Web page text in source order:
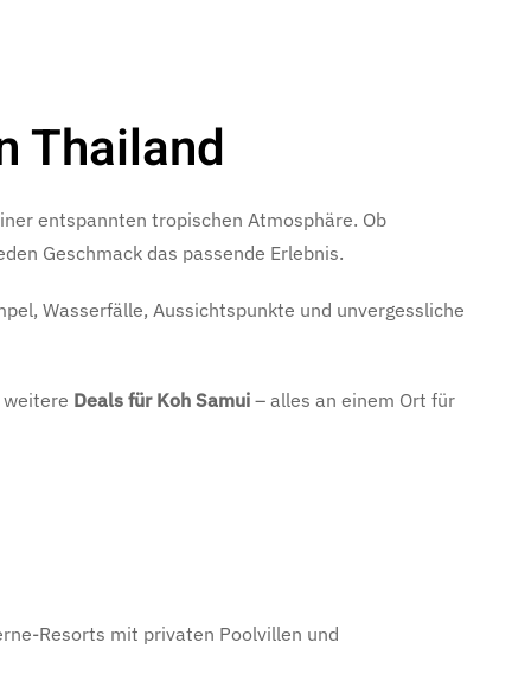
Thailand
entspannten tropischen Atmosphäre. Ob
Geschmack das passende Erlebnis.
Wasserfälle, Aussichtspunkte und unvergessliche
weitere Deals für Koh Samui – alles an einem Ort für
Resorts mit privaten Poolvillen und